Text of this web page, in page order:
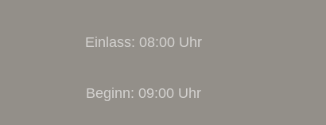
Einlass: 08:00 Uhr
Beginn: 09:00 Uhr